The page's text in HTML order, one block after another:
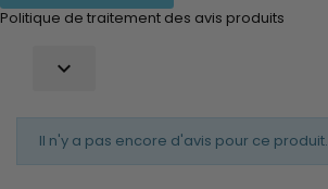
Politique de traitement des avis produits

Il n'y a pas encore d'avis pour ce produit.